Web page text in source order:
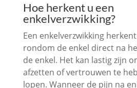
Hoe herkent u een
enkelverzwikking?
Een enkelverzwikking
rondom de enkel direct na
de enkel. Het kan lastig zijn
afzetten of vertrouwen te
lopen. Wanneer de pijn na